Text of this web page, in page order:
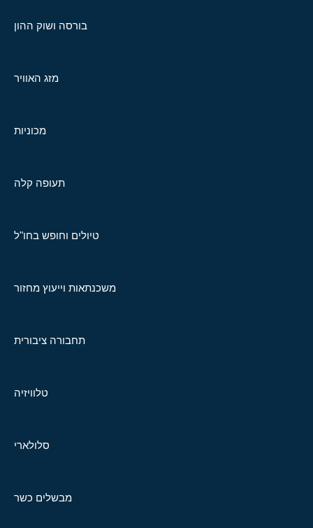
בורסה ושוק ההון
מזג האוויר
מכוניות
תעופה קלה
טיולים וחופש בחו"ל
משכנתאות וייעוץ מחזור
תחבורה ציבורית
טלוויזיה
סלולארי
מבשלים כשר